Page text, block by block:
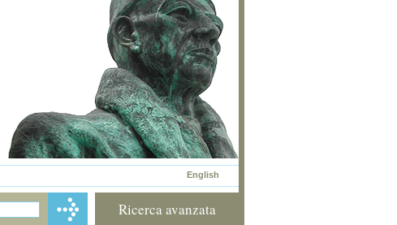
English
Ricerca avanzata